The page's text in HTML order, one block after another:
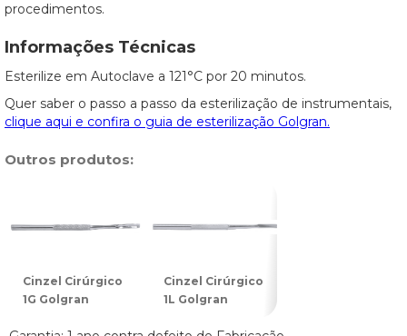
procedimentos.
Informações Técnicas
Esterilize em Autoclave a 121°C por 20 minutos.
Quer saber o passo a passo da esterilização de instrumentais,
clique aqui e confira o guia de esterilização Golgran.
Outros produtos:
Cinzel Cirúrgico
1G Golgran
Cinzel Cirúrgico
1L Golgran